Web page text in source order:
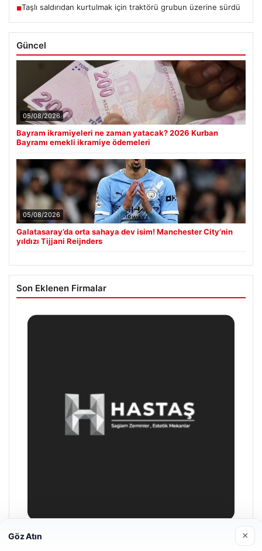
■Taşlı saldırıdan kurtulmak için traktörü grubun üzerine sürdü
Güncel
05/08/2026
Bayram ikramiyeleri ne zaman yatacak? 2026 Kurban
Bayramı emekli ikramiye ödemeleri
05/08/2026
Galatasaray’da orta sahaya dev isim! Manchester City’nin
yıldızı Tijjani Reijnders
Son Eklenen Firmalar
Göz Atın ×